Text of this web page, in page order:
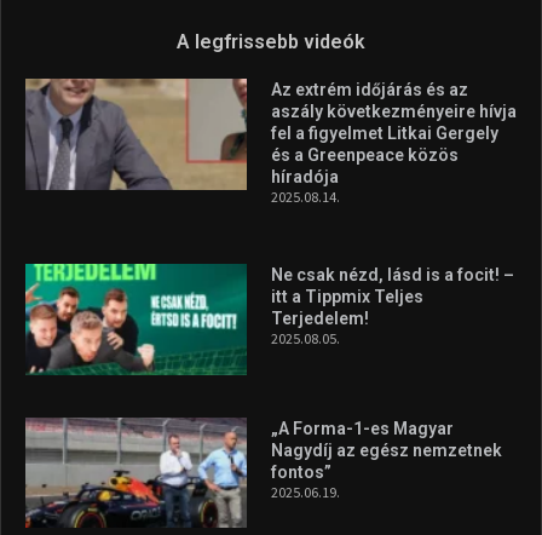
A legfrissebb videók
Az extrém időjárás és az
aszály következményeire hívja
fel a figyelmet Litkai Gergely
és a Greenpeace közös
híradója
2025.08.14.
Ne csak nézd, lásd is a focit! –
itt a Tippmix Teljes
Terjedelem!
2025.08.05.
„A Forma-1-es Magyar
Nagydíj az egész nemzetnek
fontos”
2025.06.19.